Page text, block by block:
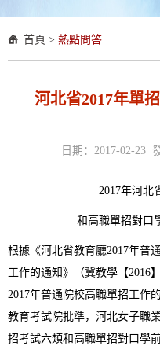
首頁 > 熱點問答
河北省2017年單
日期：2017-02-23
2017年河北
和高職單招對口
根據《河北省教育廳2017年普
工作的通知》（冀教學【2016
2017年普通院校高職單招工作
教育考試院批準，河北女子職
招考試六類和高職單招對口學